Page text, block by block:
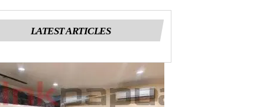
LATEST ARTICLES